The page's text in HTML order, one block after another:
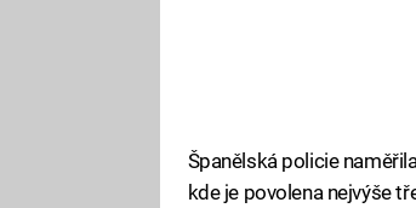
Španělská policie
kde je povolena nejvýše